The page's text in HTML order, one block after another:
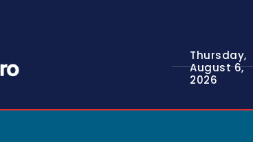
Thursday,
August 6,
2026